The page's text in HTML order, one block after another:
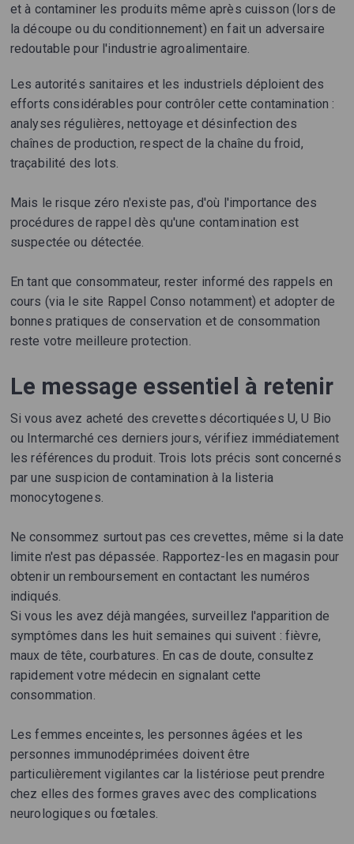
et à contaminer les produits même après cuisson (lors de
la découpe ou du conditionnement) en fait un adversaire
redoutable pour l'industrie agroalimentaire.
Les autorités sanitaires et les industriels déploient des
efforts considérables pour contrôler cette contamination :
analyses régulières, nettoyage et désinfection des
chaînes de production, respect de la chaîne du froid,
traçabilité des lots.
Mais le risque zéro n'existe pas, d'où l'importance des
procédures de rappel dès qu'une contamination est
suspectée ou détectée.
En tant que consommateur, rester informé des rappels en
cours (via le site Rappel Conso notamment) et adopter de
bonnes pratiques de conservation et de consommation
reste votre meilleure protection.
Le message essentiel à retenir
Si vous avez acheté des crevettes décortiquées U, U Bio
ou Intermarché ces derniers jours, vérifiez immédiatement
les références du produit. Trois lots précis sont concernés
par une suspicion de contamination à la listeria
monocytogenes.
Ne consommez surtout pas ces crevettes, même si la date
limite n'est pas dépassée. Rapportez-les en magasin pour
obtenir un remboursement en contactant les numéros
indiqués.
Si vous les avez déjà mangées, surveillez l'apparition de
symptômes dans les huit semaines qui suivent : fièvre,
maux de tête, courbatures. En cas de doute, consultez
rapidement votre médecin en signalant cette
consommation.
Les femmes enceintes, les personnes âgées et les
personnes immunodéprimées doivent être
particulièrement vigilantes car la listériose peut prendre
chez elles des formes graves avec des complications
neurologiques ou fœtales.